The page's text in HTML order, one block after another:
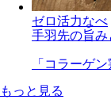
ゼロ活力なべ
手羽先の旨み
「コラーゲン
もっと見る